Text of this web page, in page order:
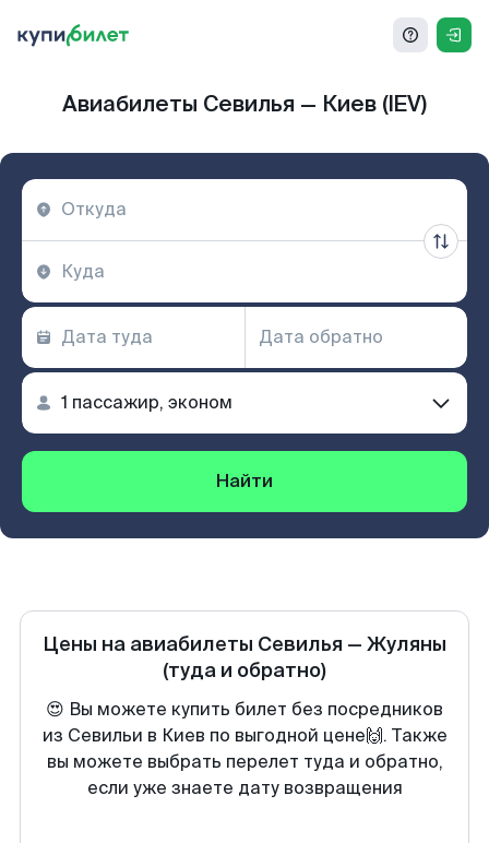
Авиабилеты Севилья — Киев (IEV)
Найти
Цены на авиабилеты Севилья — Жуляны
(туда и обратно)
😍 Вы можете купить билет без посредников
из Севильи в Киев по выгодной цене🙌. Также
вы можете выбрать перелет туда и обратно,
если уже знаете дату возвращения